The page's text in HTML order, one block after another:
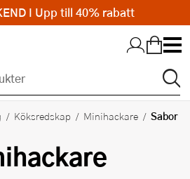
Köksredskap Minihackare Sabor
I Upp till 40% rabatt